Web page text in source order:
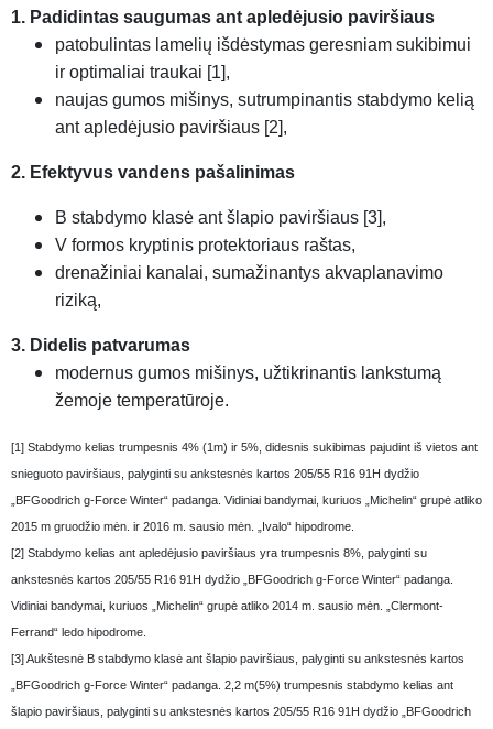
1. Padidintas saugumas ant apledėjusio paviršiaus
patobulintas lamelių išdėstymas geresniam sukibimui
ir optimaliai traukai [1],
naujas gumos mišinys, sutrumpinantis stabdymo kelią
ant apledėjusio paviršiaus [2],
2. Efektyvus vandens pašalinimas
B stabdymo klasė ant šlapio paviršiaus [3],
V formos kryptinis protektoriaus raštas,
drenažiniai kanalai, sumažinantys akvaplanavimo
riziką,
3. Didelis patvarumas
modernus gumos mišinys, užtikrinantis lankstumą
žemoje temperatūroje.
[1] Stabdymo kelias trumpesnis 4% (1m) ir 5%, didesnis sukibimas pajudint iš vietos ant
snieguoto paviršiaus, palyginti su ankstesnės kartos 205/55 R16 91H dydžio
„BFGoodrich g-Force Winter“ padanga. Vidiniai bandymai, kuriuos „Michelin“ grupė atliko
2015 m gruodžio mėn. ir 2016 m. sausio mėn. „Ivalo“ hipodrome.
[2] Stabdymo kelias ant apledėjusio paviršiaus yra trumpesnis 8%, palyginti su
ankstesnės kartos 205/55 R16 91H dydžio „BFGoodrich g-Force Winter“ padanga.
Vidiniai bandymai, kuriuos „Michelin“ grupė atliko 2014 m. sausio mėn. „Clermont-
Ferrand“ ledo hipodrome.
[3] Aukštesnė B stabdymo klasė ant šlapio paviršiaus, palyginti su ankstesnės kartos
„BFGoodrich g-Force Winter“ padanga. 2,2 m(5%) trumpesnis stabdymo kelias ant
šlapio paviršiaus, palyginti su ankstesnės kartos 205/55 R16 91H dydžio „BFGoodrich